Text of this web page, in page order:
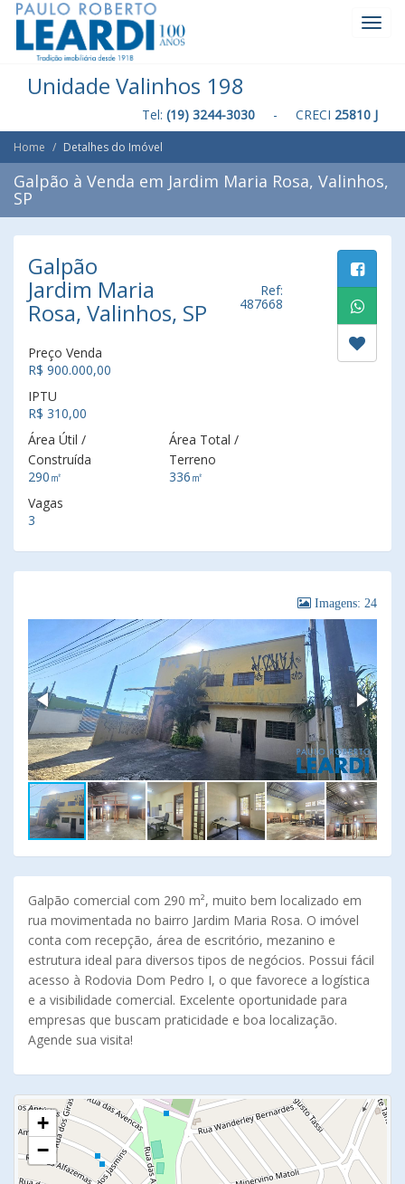
Unidade Valinhos 198
Tel: (19) 3244-3030 - CRECI 25810 J
Home Detalhes do Imóvel
Galpão à Venda em Jardim Maria Rosa, Valinhos,
SP
Galpão
Jardim Maria
Rosa, Valinhos, SP
Ref:
487668
Preço Venda
R$ 900.000,00
IPTU
R$ 310,00
Área Útil /
Construída
290㎡
Área Total /
Terreno
336㎡
Vagas
3
Imagens: 24
Galpão comercial com 290 m², muito bem localizado em
rua movimentada no bairro Jardim Maria Rosa. O imóvel
conta com recepção, área de escritório, mezanino e
estrutura ideal para diversos tipos de negócios. Possui fácil
acesso à Rodovia Dom Pedro I, o que favorece a logística
e a visibilidade comercial. Excelente oportunidade para
empresas que buscam praticidade e boa localização.
Agende sua visita!
+
−